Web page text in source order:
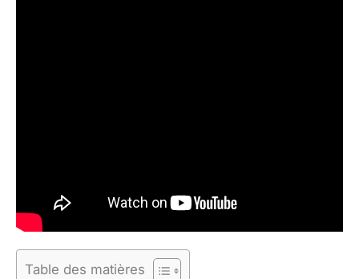
Table des matières